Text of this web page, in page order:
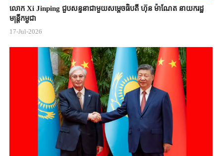
លោក Xi Jinping ជួបសន្ទនាជាមួយសម្តេចធិបតី ហ៊ុន ម៉ាណែត នាយករដ្ឋ
មន្ត្រីកម្ពុជា
17-Jul-2026